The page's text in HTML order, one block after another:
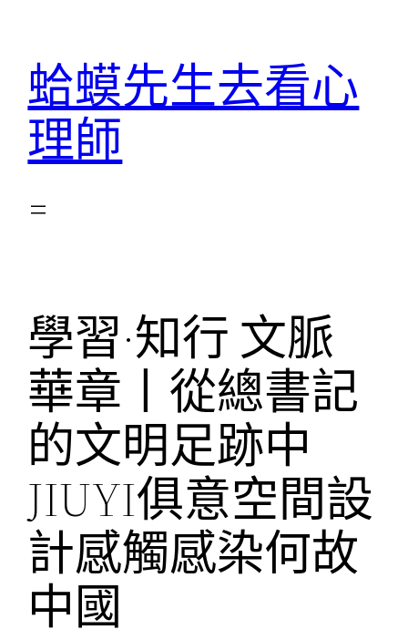
蛤蟆先生去看心
理師
學習·知行 文脈
華章丨從總書記
的文明足跡中
JIUYI俱意空間設
計感觸感染何故
中國